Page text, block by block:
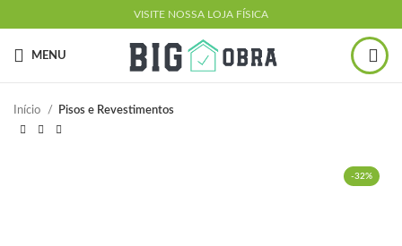
VISITE NOSSA LOJA FÍSICA
MENU
Início Pisos e Revestimentos
-32%